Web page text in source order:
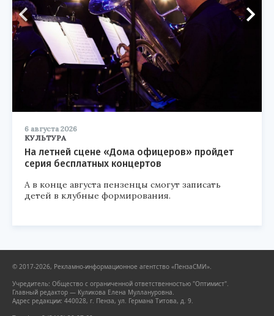
6 августа 2026
КУЛЬТУРА
На летней сцене «Дома офицеров» пройдет
серия бесплатных концертов
А в конце августа пензенцы смогут записать
детей в клубные формирования.
© 2017-2026, Рекламно-информационное агентство «ПензаСМИ».
Учредитель: Общество с ограниченной ответственностью "Оптимист".
Главный редактор — Куликова Елена Муллануровна.
Адрес редакции: 440028, г. Пенза, ул. Германа Титова, д. 9.